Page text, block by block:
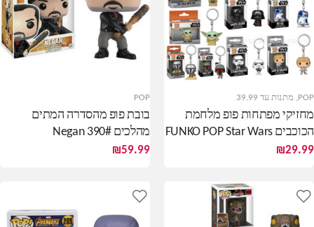
POP
, מתנות עד 39.99
מחזיקי מפתחות פופ מלחמת
הכוכבים FUNKO POP Star Wars
₪29.99
POP
בובת פופ מהסדרה המתים
מהלכים 390# Negan
₪59.99